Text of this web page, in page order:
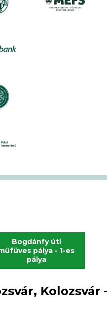
Bogdánfy úti
pálya - 1-es
pálya